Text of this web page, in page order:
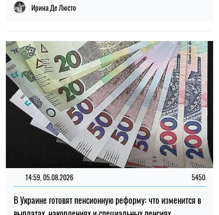
14:59, 05.08.2026
В Украине готовят пенсионную реформу: что изменится в
выплатах, накоплениях и специальных пенсиях
Ирина Де Люсто